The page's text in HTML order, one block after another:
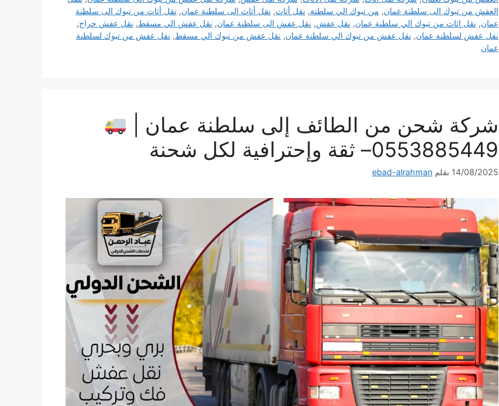
العفش من تبوك الى سلطنة عمان, من تبوك الي سلطنة, نقل أثاث, نقل أثاث الى سلطنة عمان, نقل أثاث من تبوك الى سلطنة
عمان, نقل اثاث من تبوك الي سلطنة عمان, نقل عفش, نقل عفش الى سلطنة عمان, نقل عفش الي مسقط, نقل عفش حراج,
نقل عفش لسلطنة عمان, نقل عفش من تبوك الي سلطنة عمان, نقل عفش من تبوك الي مسقط, نقل عفش من تبوك لسلطنة
عمان
شركة شحن من الطائف إلى سلطنة عمان |
0553885449– ثقة وإحترافية لكل شحنة
14/08/2025 بقلم ebad-alrahman